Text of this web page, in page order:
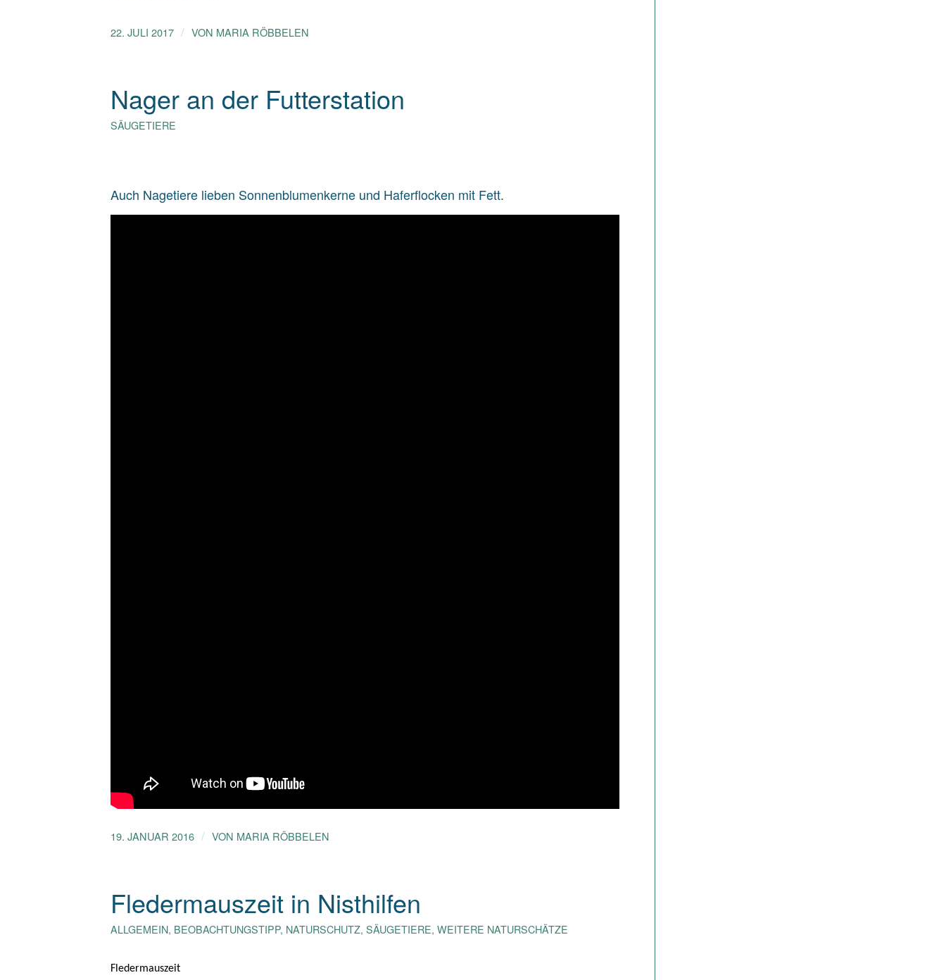
22. JULI 2017 / VON MARIA RÖBBELEN
Nager an der Futterstation
SÄUGETIERE
Auch Nagetiere lieben Sonnenblumenkerne und Haferflocken mit Fett.
19. JANUAR 2016 / VON MARIA RÖBBELEN
Fledermauszeit in Nisthilfen
ALLGEMEIN, BEOBACHTUNGSTIPP, NATURSCHUTZ, SÄUGETIERE, WEITERE NATURSCHÄTZE
Fledermauszeit